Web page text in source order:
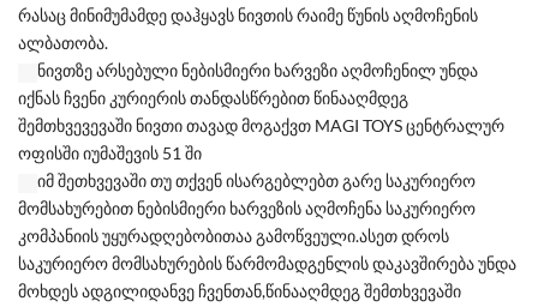
რასაც მინიმუმამდე დაჰყავს ნივთის რაიმე წუნის აღმოჩენის
ალბათობა.
ნივთზე არსებული ნებისმიერი ხარვეზი აღმოჩენილ უნდა
იქნას ჩვენი კურიერის თანდასწრებით წინააღმდეგ
შემთხვევევაში ნივთი თავად მოგაქვთ MAGI TOYS ცენტრალურ
ოფისში იუმაშევის 51 ში
იმ შეთხვევაში თუ თქვენ ისარგებლებთ გარე საკურიერო
მომსახურებით ნებისმიერი ხარვეზის აღმოჩენა საკურიერო
კომპანიის უყურადღებობითაა გამოწვეული.ასეთ დროს
საკურიერო მომსახურების წარმომადგენლის დაკავშირება უნდა
მოხდეს ადგილიდანვე ჩვენთან,წინააღმდეგ შემთხვევაში